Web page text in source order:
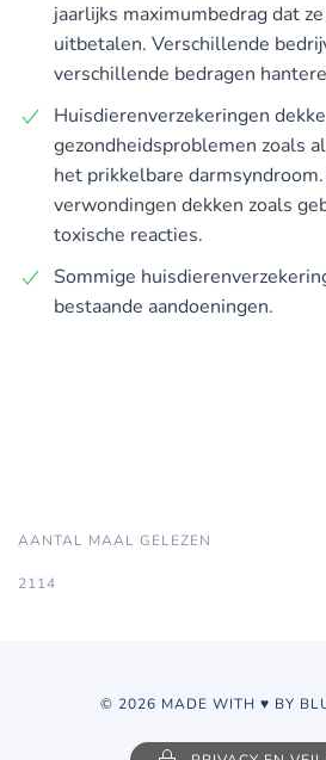
jaarlijks maximumbedrag dat
uitbetalen. Verschillende
verschillende bedragen
Huisdierenverzekeringen
gezondheidsproblemen zoals
het prikkelbare
verwondingen dekken zoals
toxische reacties.
Sommige
bestaande aandoeningen.
AANTAL MAAL GELEZEN
2114
© 2026 MADE WITH ♥ BY